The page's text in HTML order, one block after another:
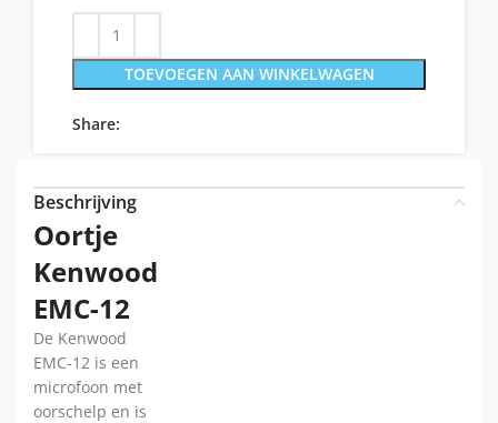
TOEVOEGEN AAN WINKELWAGEN
Share:
Beschrijving
Oortje
Kenwood
EMC-12
De Kenwood
EMC-12 is een
microfoon met
oorschelp en is